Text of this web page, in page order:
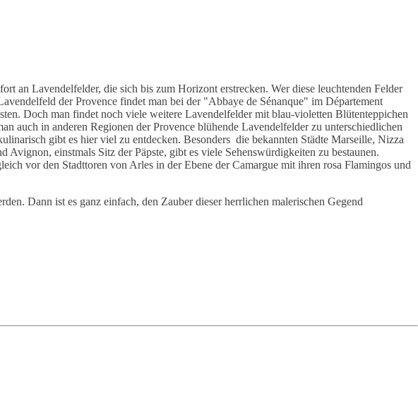
an Lavendelfelder, die sich bis zum Horizont erstrecken. Wer diese leuchtenden Felder
der Provence findet man bei der "Abbaye de Sénanque" im Département
Doch man findet noch viele weitere Lavendelfelder mit blau-violetten Blütenteppichen
auch in anderen Regionen der Provence blühende Lavendelfelder zu unterschiedlichen
gibt es hier viel zu entdecken. Besonders die bekannten Städte Marseille, Nizza
einstmals Sitz der Päpste, gibt es viele Sehenswürdigkeiten zu bestaunen.
vor den Stadttoren von Arles in der Ebene der Camargue mit ihren rosa Flamingos und
Dann ist es ganz einfach, den Zauber dieser herrlichen malerischen Gegend